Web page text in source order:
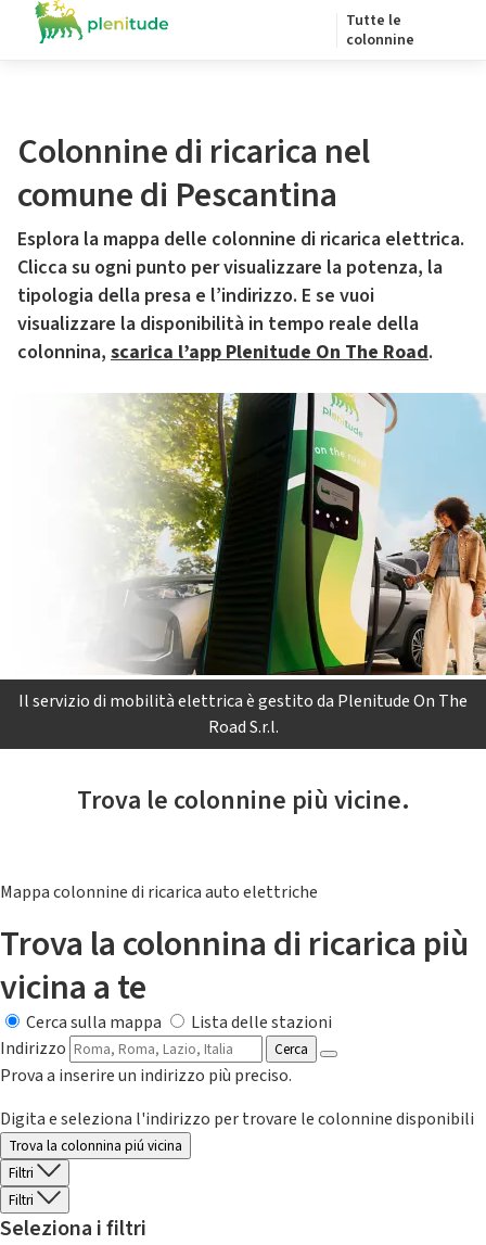
Tutte le
colonnine
Colonnine di ricarica nel
comune di Pescantina
Esplora la mappa delle colonnine di ricarica elettrica.
Clicca su ogni punto per visualizzare la potenza, la
tipologia della presa e l’indirizzo. E se vuoi
visualizzare la disponibilità in tempo reale della
colonnina, scarica l’app Plenitude On The Road.
Il servizio di mobilità elettrica è gestito da Plenitude On The
Road S.r.l.
Trova le colonnine più vicine.
Mappa colonnine di ricarica auto elettriche
Trova la colonnina di ricarica più
vicina a te
Cerca sulla mappa
Lista delle stazioni
Indirizzo
Cerca
Prova a inserire un indirizzo più preciso.
Digita e seleziona l'indirizzo per trovare le colonnine disponibili
Trova la colonnina piú vicina
Filtri
Filtri
Seleziona i filtri